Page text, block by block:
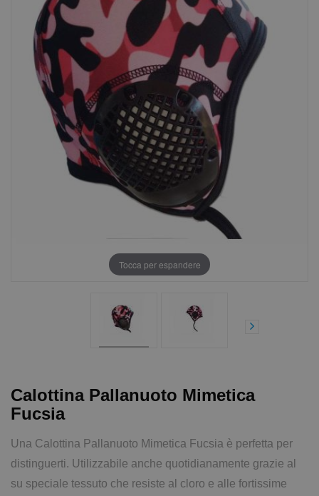
Tocca per espandere
Calottina Pallanuoto Mimetica
Fucsia
Una Calottina Pallanuoto Mimetica Fucsia è perfetta per
distinguerti. Utilizzabile anche quotidianamente grazie al
su speciale tessuto che resiste al cloro e alle fortissime